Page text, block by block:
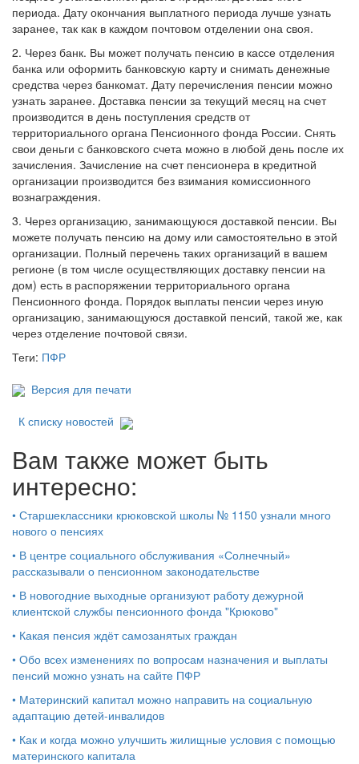
периода. Дату окончания выплатного периода лучше узнать
заранее, так как в каждом почтовом отделении она своя.
2. Через банк. Вы может получать пенсию в кассе отделения
банка или оформить банковскую карту и снимать денежные
средства через банкомат. Дату перечисления пенсии можно
узнать заранее. Доставка пенсии за текущий месяц на счет
производится в день поступления средств от
территориального органа Пенсионного фонда России. Снять
свои деньги с банковского счета можно в любой день после их
зачисления. Зачисление на счет пенсионера в кредитной
организации производится без взимания комиссионного
вознаграждения.
3. Через организацию, занимающуюся доставкой пенсии. Вы
можете получать пенсию на дому или самостоятельно в этой
организации. Полный перечень таких организаций в вашем
регионе (в том числе осуществляющих доставку пенсии на
дом) есть в распоряжении территориального органа
Пенсионного фонда. Порядок выплаты пенсии через иную
организацию, занимающуюся доставкой пенсий, такой же, как
через отделение почтовой связи.
Теги: ПФР
Версия для печати
К списку новостей
Вам также может быть
интересно:
• Старшеклассники крюковской школы № 1150 узнали много
нового о пенсиях
• В центре социального обслуживания «Солнечный»
рассказывали о пенсионном законодательстве
• В новогодние выходные организуют работу дежурной
клиентской службы пенсионного фонда "Крюково"
• Какая пенсия ждёт самозанятых граждан
• Обо всех изменениях по вопросам назначения и выплаты
пенсий можно узнать на сайте ПФР
• Материнский капитал можно направить на социальную
адаптацию детей-инвалидов
• Как и когда можно улучшить жилищные условия с помощью
материнского капитала